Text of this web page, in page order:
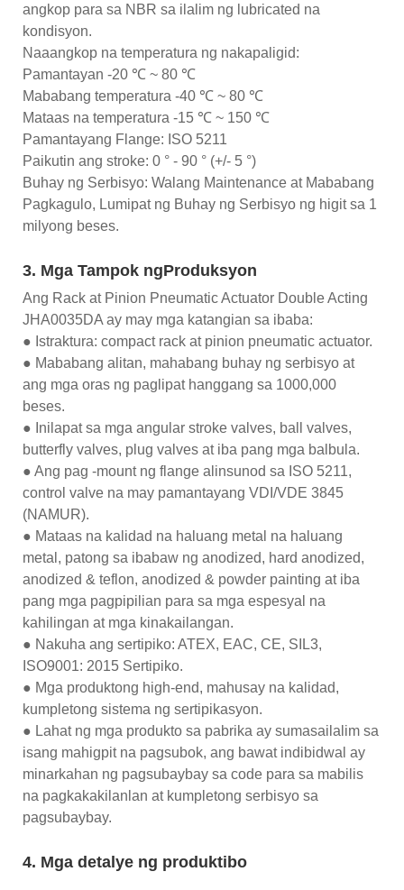
angkop para sa NBR sa ilalim ng lubricated na
kondisyon.
Naaangkop na temperatura ng nakapaligid:
Pamantayan -20 ℃ ~ 80 ℃
Mababang temperatura -40 ℃ ~ 80 ℃
Mataas na temperatura -15 ℃ ~ 150 ℃
Pamantayang Flange: ISO 5211
Paikutin ang stroke: 0 ° - 90 ° (+/- 5 °)
Buhay ng Serbisyo: Walang Maintenance at Mababang
Pagkagulo, Lumipat ng Buhay ng Serbisyo ng higit sa 1
milyong beses.
3. Mga Tampok ngProduksyon
Ang Rack at Pinion Pneumatic Actuator Double Acting
JHA0035DA ay may mga katangian sa ibaba:
● Istraktura: compact rack at pinion pneumatic actuator.
● Mababang alitan, mahabang buhay ng serbisyo at
ang mga oras ng paglipat hanggang sa 1000,000
beses.
● Inilapat sa mga angular stroke valves, ball valves,
butterfly valves, plug valves at iba pang mga balbula.
● Ang pag -mount ng flange alinsunod sa ISO 5211,
control valve na may pamantayang VDI/VDE 3845
(NAMUR).
● Mataas na kalidad na haluang metal na haluang
metal, patong sa ibabaw ng anodized, hard anodized,
anodized & teflon, anodized & powder painting at iba
pang mga pagpipilian para sa mga espesyal na
kahilingan at mga kinakailangan.
● Nakuha ang sertipiko: ATEX, EAC, CE, SIL3,
ISO9001: 2015 Sertipiko.
● Mga produktong high-end, mahusay na kalidad,
kumpletong sistema ng sertipikasyon.
● Lahat ng mga produkto sa pabrika ay sumasailalim sa
isang mahigpit na pagsubok, ang bawat indibidwal ay
minarkahan ng pagsubaybay sa code para sa mabilis
na pagkakakilanlan at kumpletong serbisyo sa
pagsubaybay.
4. Mga detalye ng produktibo